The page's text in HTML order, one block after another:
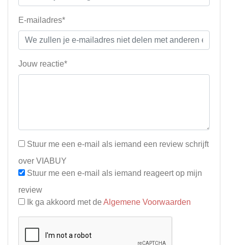
E-mailadres*
Jouw reactie*
Stuur me een e-mail als iemand een review schrijft
over VIABUY
Stuur me een e-mail als iemand reageert op mijn
review
Ik ga akkoord met de Algemene Voorwaarden